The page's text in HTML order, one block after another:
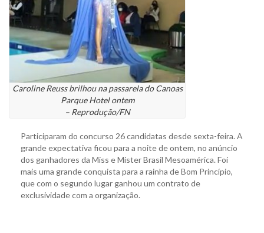
Caroline Reuss brilhou na passarela do Canoas
Parque Hotel ontem
– Reprodução/FN
Participaram do concurso 26 candidatas desde sexta-feira. A
grande expectativa ficou para a noite de ontem, no anúncio
dos ganhadores da Miss e Mister Brasil Mesoamérica. Foi
mais uma grande conquista para a rainha de Bom Princípio,
que com o segundo lugar ganhou um contrato de
exclusividade com a organização.